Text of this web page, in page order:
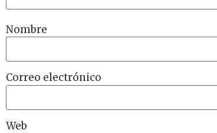
Nombre
Correo electrónico
Web